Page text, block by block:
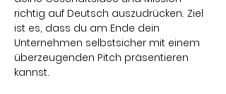
richtig auf Deutsch auszudrücken. Ziel
ist es, dass du am Ende dein
Unternehmen selbstsicher mit einem
überzeugenden Pitch präsentieren
kannst.